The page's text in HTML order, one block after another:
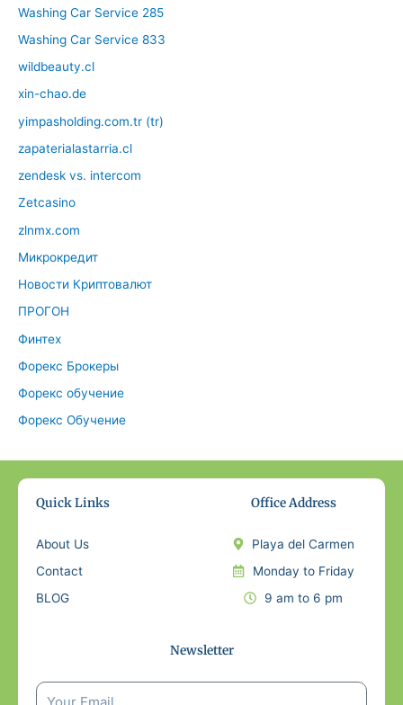
Washing Car Service 285
Washing Car Service 833
wildbeauty.cl
xin-chao.de
yimpasholding.com.tr (tr)
zapaterialastarria.cl
zendesk vs. intercom
Zetcasino
zlnmx.com
Микрокредит
Новости Криптовалют
ПРОГОН
Финтех
Форекс Брокеры
Форекс обучение
Форекс Обучение
Quick Links
About Us
Contact
BLOG
Office Address
Playa del Carmen
Monday to Friday
9 am to 6 pm
Newsletter